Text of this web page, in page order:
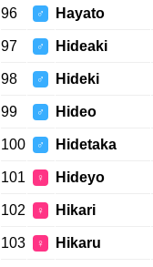
96 ♂ Hayato
97 ♂ Hideaki
98 ♂ Hideki
99 ♂ Hideo
100 ♂ Hidetaka
101 ♀ Hideyo
102 ♀ Hikari
103 ♀ Hikaru